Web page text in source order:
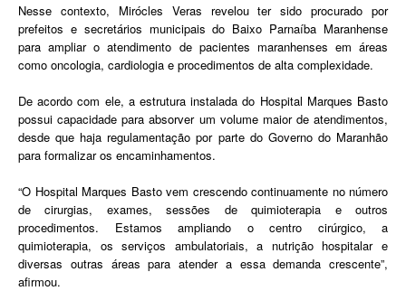
Nesse contexto, Mirócles Veras revelou ter sido procurado por
prefeitos e secretários municipais do Baixo Parnaíba Maranhense
para ampliar o atendimento de pacientes maranhenses em áreas
como oncologia, cardiologia e procedimentos de alta complexidade.
De acordo com ele, a estrutura instalada do Hospital Marques Basto
possui capacidade para absorver um volume maior de atendimentos,
desde que haja regulamentação por parte do Governo do Maranhão
para formalizar os encaminhamentos.
“O Hospital Marques Basto vem crescendo continuamente no número
de cirurgias, exames, sessões de quimioterapia e outros
procedimentos. Estamos ampliando o centro cirúrgico, a
quimioterapia, os serviços ambulatoriais, a nutrição hospitalar e
diversas outras áreas para atender a essa demanda crescente”,
afirmou.